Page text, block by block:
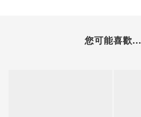
您可能喜歡...